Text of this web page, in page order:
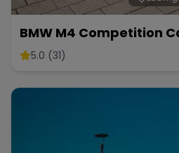
BMW M4 Competition
5.0 (31)